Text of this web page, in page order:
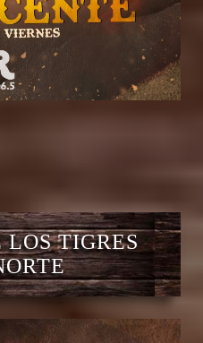
TIGRES